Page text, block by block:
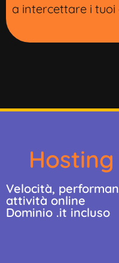
a intercettare i tuoi
Velocità,
attività online
Dominio .it incluso